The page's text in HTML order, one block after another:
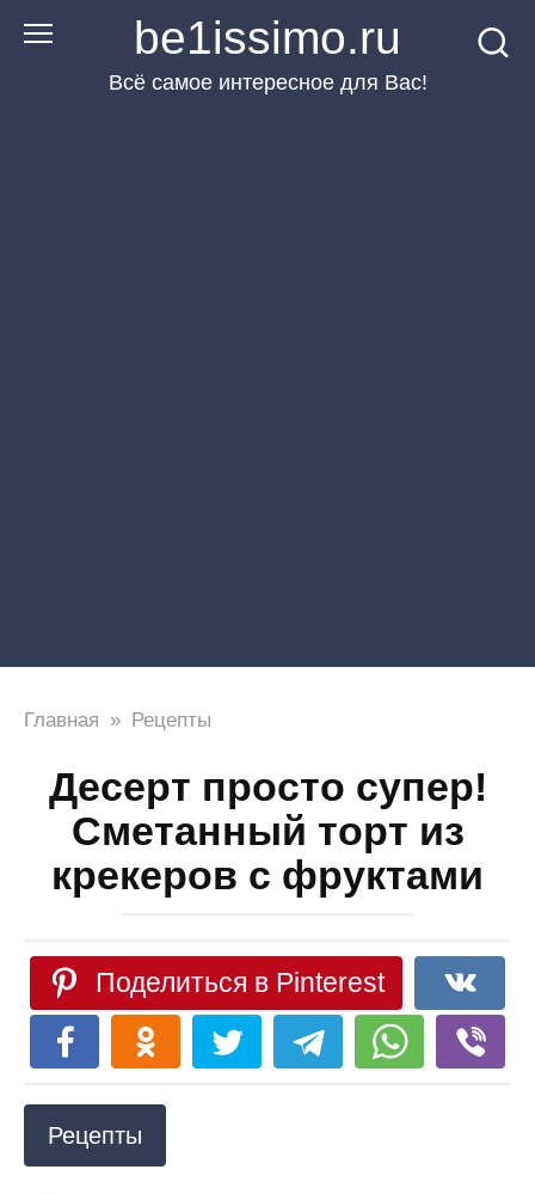
Перейти
be1issimo.ru
Всё самое интересное для Вас!
Главная » Рецепты
Десерт просто супер!
Сметанный торт из
крекеров с фруктами
Поделиться в Pinterest
Рецепты